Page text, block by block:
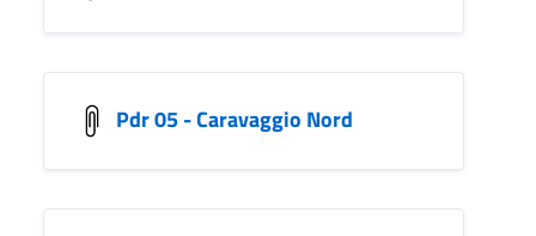
Pdr 05 - Caravaggio Nord